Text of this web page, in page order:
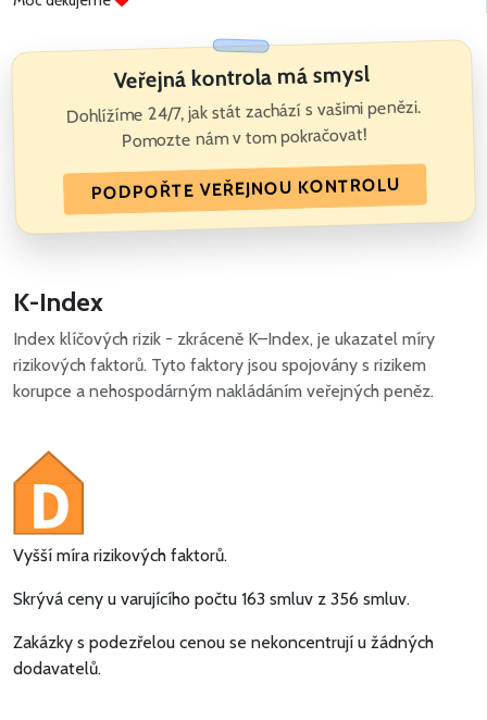
Veřejná kontrola má smysl
Dohlížíme 24/7, jak stát zachází s vašimi penězi.
Pomozte nám v tom pokračovat!
PODPOŘTE VEŘEJNOU KONTROLU
K-Index
Index klíčových rizik - zkráceně K–Index, je ukazatel míry
rizikových faktorů. Tyto faktory jsou spojovány s rizikem
korupce a nehospodárným nakládáním veřejných peněz.
Vyšší míra rizikových faktorů.
Skrývá ceny u varujícího počtu 163 smluv z 356 smluv.
Zakázky s podezřelou cenou se nekoncentrují u žádných
dodavatelů.